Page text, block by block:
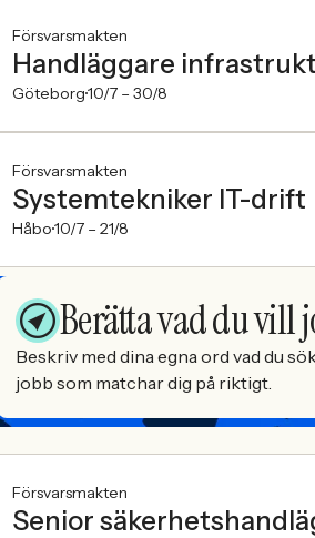
Försvarsmakten
Handläggare
Göteborg10/7 – 30/8
Försvarsmakten
Systemtekniker IT-drift
Håbo10/7 – 21/8
Berätta vad du vill
Beskriv med dina egna ord vad du
jobb som matchar dig på riktigt.
Försvarsmakten
Senior